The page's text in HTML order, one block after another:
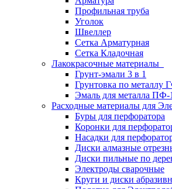
Профильная труба
Уголок
Швеллер
Сетка Арматурная
Сетка Кладочная
Лакокрасочные материалы
Грунт-эмали 3 в 1
Грунтовка по металлу
Эмаль для металла ПФ-
Расходные материалы для
Буры для перфоратора
Коронки для
Насадки для
Диски алмазные
Диски пильные по
Электроды сварочные
Круги и диски